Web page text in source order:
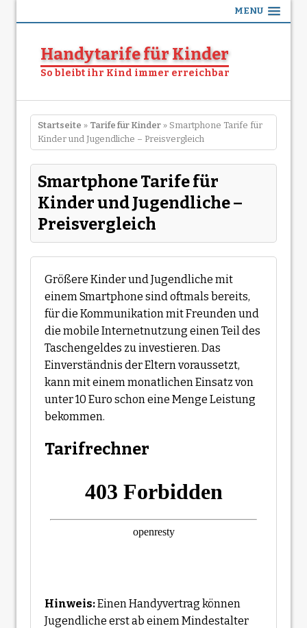
MENU
Handytarife für Kinder
So bleibt ihr Kind immer erreichbar
Startseite » Tarife für Kinder » Smartphone Tarife für
Kinder und Jugendliche – Preisvergleich
Smartphone Tarife für
Kinder und Jugendliche –
Preisvergleich
Größere Kinder und Jugendliche mit
einem Smartphone sind oftmals bereits,
für die Kommunikation mit Freunden und
die mobile Internetnutzung einen Teil des
Taschengeldes zu investieren. Das
Einverständnis der Eltern voraussetzt,
kann mit einem monatlichen Einsatz von
unter 10 Euro schon eine Menge Leistung
bekommen.
Tarifrechner
Hinweis:Einen Handyvertrag können
Jugendliche erst ab einem Mindestalter